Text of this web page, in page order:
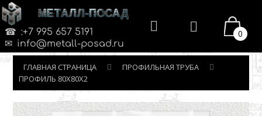
МЕТАЛЛ-ПОСАД
:+7 995 657 5191
info@metall-posad.ru
0
ГЛАВНАЯ СТРАНИЦА
ПРОФИЛЬНАЯ ТРУБА
ПРОФИЛЬ 80Х80Х2